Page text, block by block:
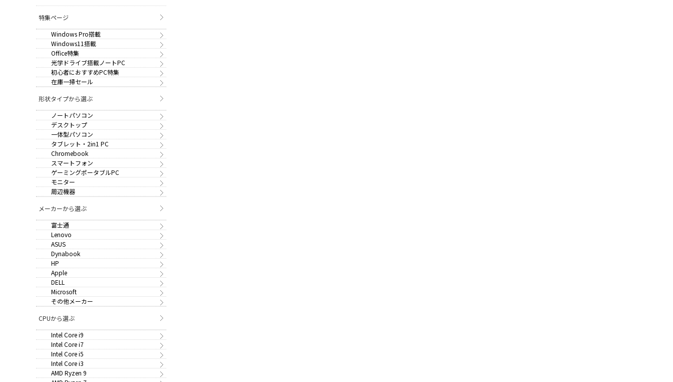
特集ページ
Windows Pro搭載
Windows11搭載
Office特集
光学ドライブ搭載ノートPC
初心者におすすめPC特集
在庫一掃セール
形状タイプから選ぶ
ノートパソコン
デスクトップ
一体型パソコン
タブレット・2in1 PC
Chromebook
スマートフォン
ゲーミングポータブルPC
モニター
周辺機器
メーカーから選ぶ
富士通
Lenovo
ASUS
Dynabook
HP
Apple
DELL
Microsoft
その他メーカー
CPUから選ぶ
Intel Core i9
Intel Core i7
Intel Core i5
Intel Core i3
AMD Ryzen 9